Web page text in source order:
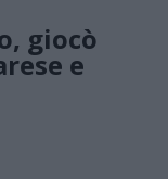
giocò
e